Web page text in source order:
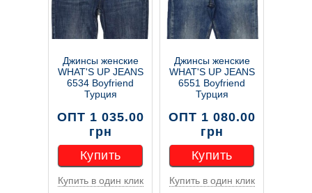
Джинсы женские
WHAT'S UP JEANS
6534 Boyfriend
Турция
ОПТ 1 035.00
грн
Купить
Купить в один клик
Джинсы женские
WHAT'S UP JEANS
6551 Boyfriend
Турция
ОПТ 1 080.00
грн
Купить
Купить в один клик